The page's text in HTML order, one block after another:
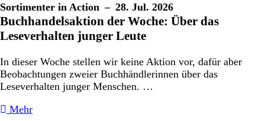
Sortimenter in Action – 28. Jul. 2026
Buchhandelsaktion der Woche: Über das
Leseverhalten junger Leute
In dieser Woche stellen wir keine Aktion vor, dafür aber
Beobachtungen zweier Buchhändlerinnen über das
Leseverhalten junger Menschen. …
Mehr